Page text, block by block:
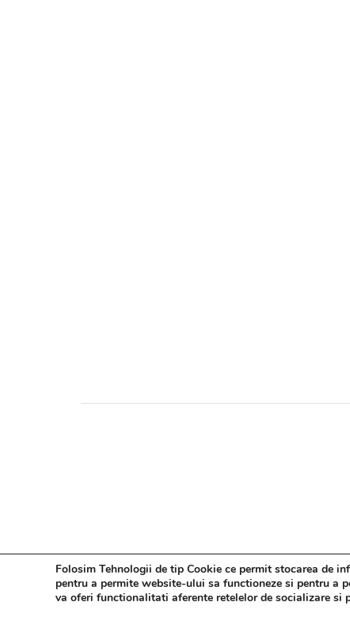
Folosim Tehnologii de tip Cookie ce permit stocarea de
pentru a permite website-ului sa functioneze si pentru a
va oferi functionalitati aferente retelelor de socializare si